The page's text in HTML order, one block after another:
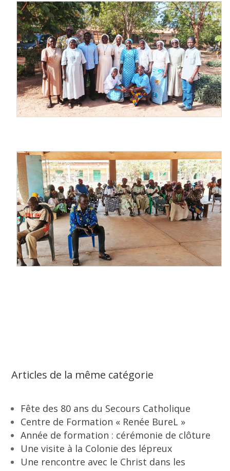
Articles de la même catégorie
Fête des 80 ans du Secours Catholique
Centre de Formation « Renée BureL »
Année de formation : cérémonie de clôture
Une visite à la Colonie des lépreux
Une rencontre avec le Christ dans les